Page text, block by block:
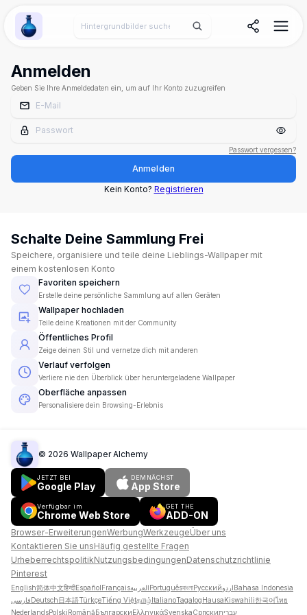
Wallpaper Alchemy
Schalte Deine Sammlung Frei
Speichere, organisiere und teile deine Lieblings-Wallpaper mit
einem kostenlosen Konto
Favoriten speichern
Erstelle deine persönliche Sammlung auf allen Geräten
Wallpaper hochladen
Teile deine Kreationen mit der Community
Öffentliches Profil
Zeige deinen Stil und vernetze dich mit anderen
Verlauf verfolgen
Verliere nie den Überblick über heruntergeladene Wallpaper
Oberfläche anpassen
Personalisiere dein Browsing-Erlebnis
Anmelden
Geben Sie Ihre Anmeldedaten ein, um auf Ihr Konto zuzugreifen
Passwort vergessen?
Anmelden
Kein Konto? Registrieren
© 2026 Wallpaper Alchemy
JETZT BEI
Google Play
DEMNÄCHST
App Store
Verfügbar im
Chrome Web Store
GET THE
ADD-ON
Browser-ErweiterungenWerbungWerkzeugeÜber uns
Kontaktieren Sie unsHäufig gestellte Fragen
UrheberrechtspolitikNutzungsbedingungenDatenschutzrichtlinie
Pinterest
English简体中文हिन्दीEspañolFrançaisالعربيةPortuguêsবাংলাРусскийاردوBahasa Indonesia
فارسیDeutsch日本語TürkçeTiếng Việtதமிழ்ItalianoTagalogHausaKiswahili한국어ไทย
NederlandsPolskiRomânăБългарскиΕλληνικάSvenskaСрпскиעברית